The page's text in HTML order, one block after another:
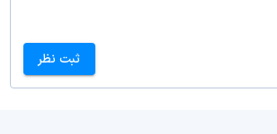
ثبت نظر